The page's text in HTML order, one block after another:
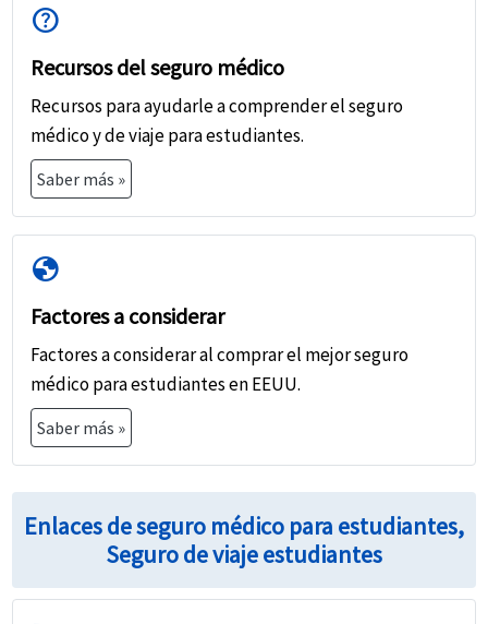
help
Recursos del seguro médico
Recursos para ayudarle a comprender el seguro
médico y de viaje para estudiantes.
Saber más »
globe
Factores a considerar
Factores a considerar al comprar el mejor seguro
médico para estudiantes en EEUU.
Saber más »
Enlaces de seguro médico para estudiantes,
Seguro de viaje estudiantes